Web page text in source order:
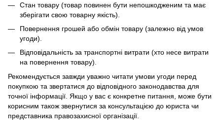
Стан товару (товар повинен бути непошкодженим та має
зберігати свою товарну якість).
Повернення грошей або обмін товару (залежно від умов
угоди).
Відповідальність за транспортні витрати (хто несе витрати
на повернення товару).
Рекомендується завжди уважно читати умови угоди перед
покупкою та звертатися до відповідного законодавства для
точної інформації. Якщо у вас є конкретне питання, може бути
корисним також звернутися за консультацією до юриста чи
представника правозахисної організації.